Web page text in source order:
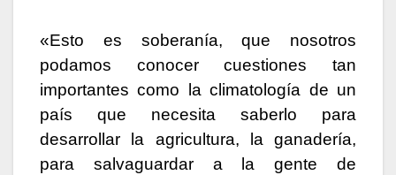
«Esto es soberanía, que nosotros
podamos conocer cuestiones tan
importantes como la climatología de un
país que necesita saberlo para
desarrollar la agricultura, la ganadería,
para salvaguardar a la gente de